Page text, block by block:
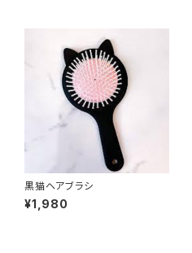
黒猫ヘアブラシ
¥1,980